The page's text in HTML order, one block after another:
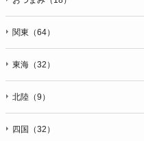
関東（64）
東海（32）
北陸（9）
四国（32）